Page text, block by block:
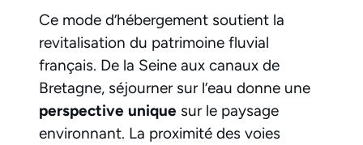
Ce mode d’hébergement soutient la
revitalisation du patrimoine fluvial
français. De la Seine aux canaux de
Bretagne, séjourner sur l’eau donne une
perspective unique sur le paysage
environnant. La proximité des voies